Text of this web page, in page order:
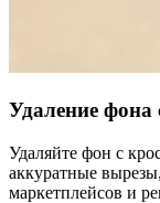
Удаление фона
Удаляйте фон с
аккуратные
маркетплейсов и